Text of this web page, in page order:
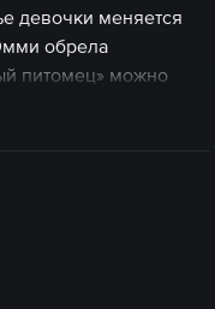
девочки меняется
обрела
питомец» можно